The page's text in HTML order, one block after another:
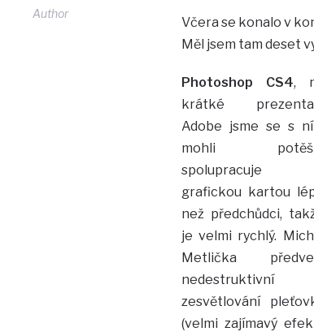
Author
Včera se konalo v
Měl jsem tam deset
Photoshop CS4,
krátké
Adobe jsme se s
mohli
spolupracuje
grafickou kartou
než předchůdci,
je velmi rychlý.
Metlička
nedestruktivní
zesvětlování
(velmi zajímavý